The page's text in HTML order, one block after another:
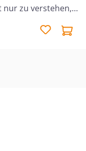
nur zu verstehen,
zu
viele
Autoren zu